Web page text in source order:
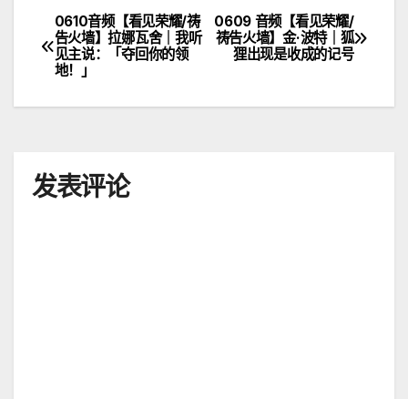
文
章
导
0609 音频【看见荣耀/
祷告火墙】金·波特｜狐
狸出现是收成的记号
0610音频【看见荣耀/祷
告火墙】拉娜瓦舍｜我听
见主说：「夺回你的领
地！」
发表评论